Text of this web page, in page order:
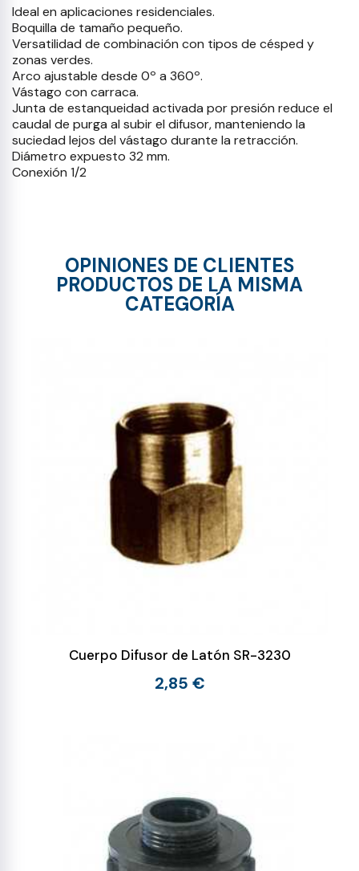
Ideal en aplicaciones residenciales.
Boquilla de tamaño pequeño.
Versatilidad de combinación con tipos de césped y
zonas verdes.
Arco ajustable desde 0º a 360º.
Vástago con carraca.
Junta de estanqueidad activada por presión reduce el
caudal de purga al subir el difusor, manteniendo la
suciedad lejos del vástago durante la retracción.
Diámetro expuesto 32 mm.
Conexión 1/2
OPINIONES DE CLIENTES
PRODUCTOS DE LA MISMA
CATEGORÍA
Cuerpo Difusor de Latón SR-3230
2,85 €